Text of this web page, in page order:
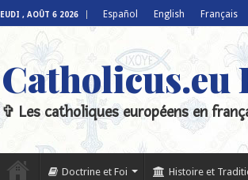
JEUDI , AOÛT 6 2026 Español English Français
Catholicus.eu
✞ Les catholiques européens en
Doctrine et Foi Histoire et